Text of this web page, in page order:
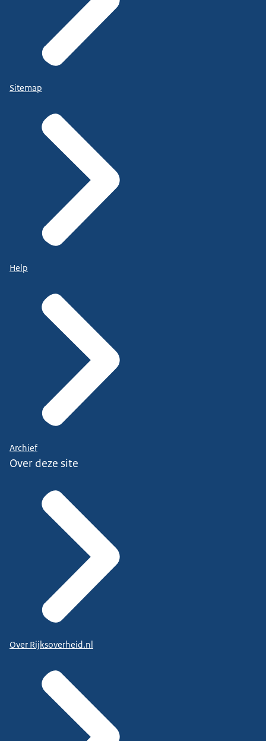
Sitemap
Help
Archief
Over deze site
Over Rijksoverheid.nl